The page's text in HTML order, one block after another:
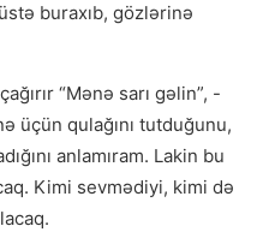
buraxıb, gözlərinə
“Mənə sarı gəlin”, -
üçün qulağını tutduğunu,
anlamıram. Lakin bu
Kimi sevmədiyi, kimi də